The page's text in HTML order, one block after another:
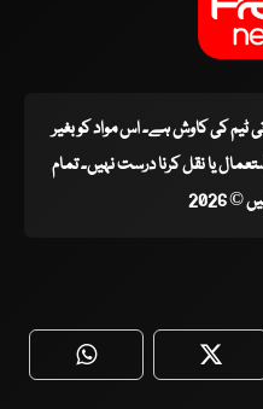
ٹیم کی کاوش ہے۔ اس مواد کو بغیر
یا نقل کرنا درست نہیں۔ تمام
2026
WhatsApp